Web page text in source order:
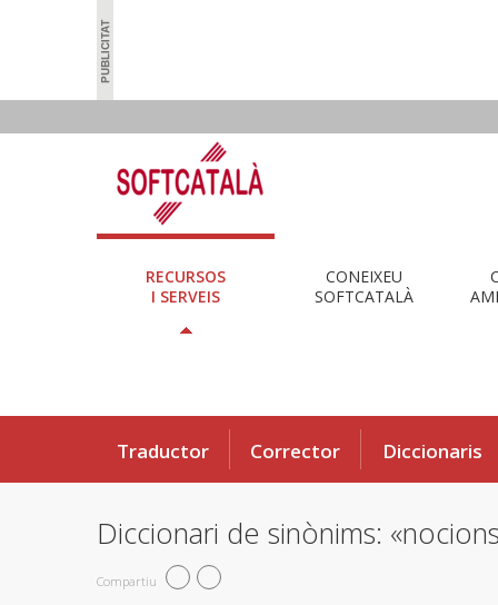
RECURSOS
I SERVEIS
CONEIXEU
SOFTCATALÀ
Traductor Corrector Diccionaris
Diccionari de sinònims:
Compartiu